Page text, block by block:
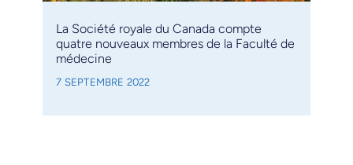
La Société royale du Canada compte
quatre nouveaux membres de la Faculté de
médecine
7 SEPTEMBRE 2022